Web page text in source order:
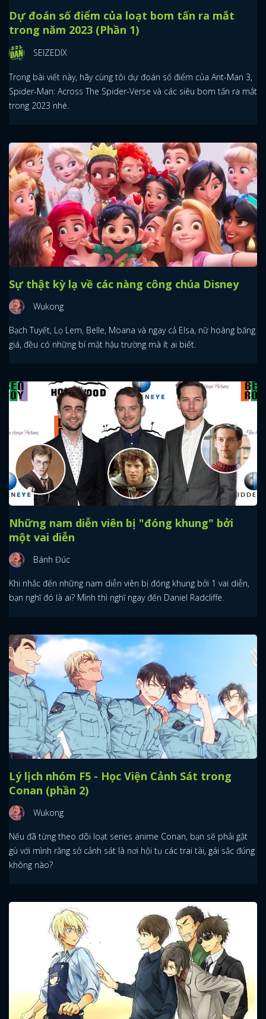
Dự đoán số điểm của loạt bom tấn ra mắt
trong năm 2023 (Phần 1)
SEIZEDIX
Trong bài viết này, hãy cùng tôi dự đoán số điểm của Ant-Man 3,
Spider-Man: Across The Spider-Verse và các siêu bom tấn ra mắt
trong 2023 nhé.
Sự thật kỳ lạ về các nàng công chúa Disney
Wukong
Bạch Tuyết, Lọ Lem, Belle, Moana và ngay cả Elsa, nữ hoàng băng
giá, đều có những bí mật hậu trường mà ít ai biết.
Những nam diễn viên bị "đóng khung" bởi
một vai diễn
Bánh Đúc
Khi nhắc đến những nam diễn viên bị đóng khung bởi 1 vai diễn,
bạn nghĩ đó là ai? Mình thì nghĩ ngay đến Daniel Radcliffe.
Lý lịch nhóm F5 - Học Viện Cảnh Sát trong
Conan (phần 2)
Wukong
Nếu đã từng theo dõi loạt series anime Conan, bạn sẽ phải gật
gù với mình rằng sở cảnh sát là nơi hội tụ các trai tài, gái sắc đúng
không nào?